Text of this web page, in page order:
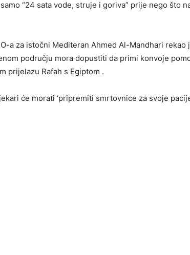
“24 sata vode, struje i goriva” prije nego što
a za istočni Mediteran Ahmed Al-Mandhari rekao
području mora dopustiti da primi konvoje
prijelazu Rafah s Egiptom .
će morati ‘pripremiti smrtovnice za svoje